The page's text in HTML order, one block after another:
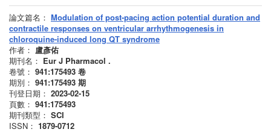
論文篇名： Modulation of post-pacing action potential duration and
contractile responses on ventricular arrhythmogenesis in
chloroquine-induced long QT syndrome
作者： 盧彥佑
期刊名： Eur J Pharmacol .
卷號： 941:175493 卷
期別： 941:175493 期
刊登日期： 2023-02-15
頁數： 941:175493
期刊類型： SCI
ISSN： 1879-0712